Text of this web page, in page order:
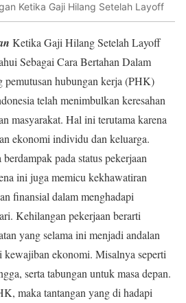
Ketika Gaji Hilang Setelah Layoff
Ketika Gaji Hilang Setelah Layoff
Sebagai Cara Bertahan Dalam
hubungan kerja (PHK)
telah menimbulkan keresahan
masyarakat. Hal ini terutama karena
ekonomi individu dan keluarga.
pada status pekerjaan
ini juga memicu kekhawatiran
finansial dalam menghadapi
Kehilangan pekerjaan berarti
yang selama ini menjadi andalan
kewajiban ekonomi. Misalnya seperti
serta tabungan untuk masa depan.
maka tantangan yang di hadapi